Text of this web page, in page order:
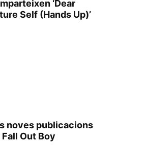
‘Dear
Self (Hands Up)’
noves publicacions
Fall Out Boy